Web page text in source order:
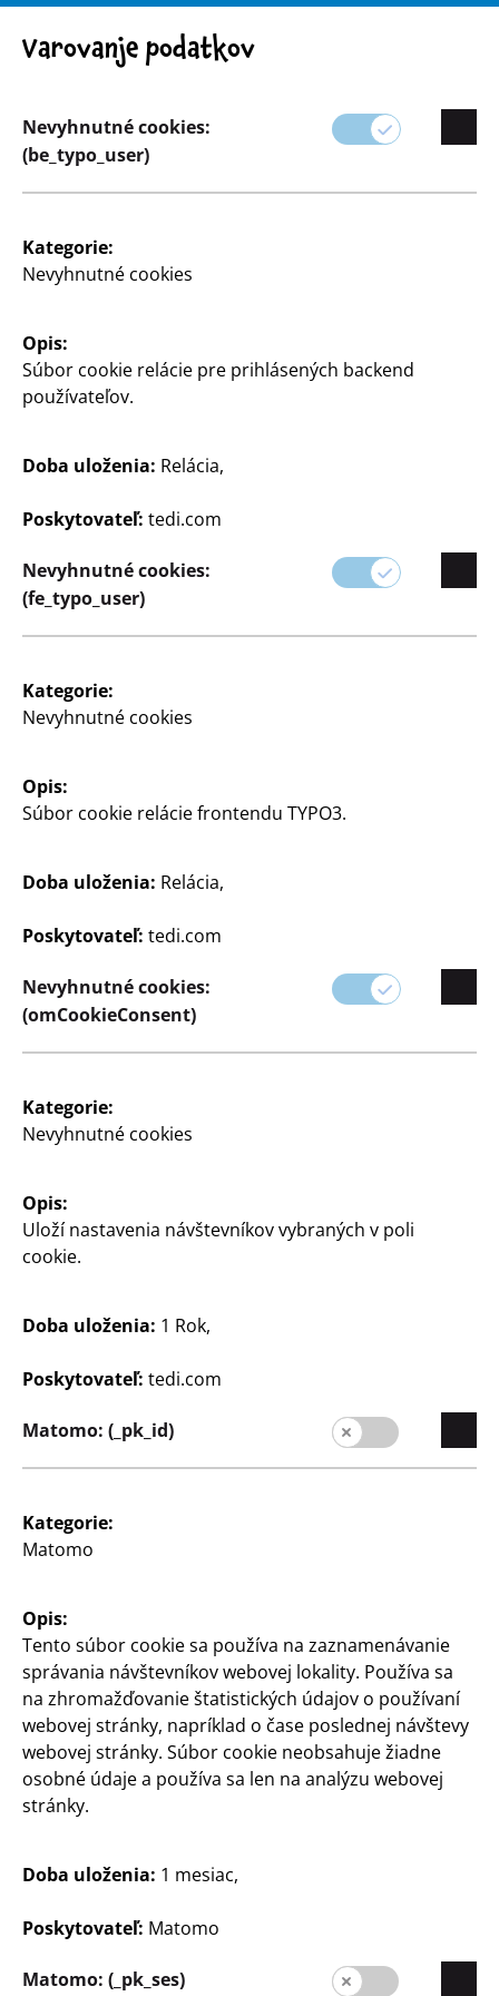
Taška
Taška
vašej predajne TEDi
Spoločnosť
Kariéra
Kvalita
Udržateľnosť
Informácia pre zákazníkov
Vyhľadávač pobočiek
Slovensko / Slowakisch
Kontakt
Informácia pre zákazníkov
Ochrana údajov
Systém pre oznamovateľov
Varovanje podatkov
Nevyhnutné cookies:
(be_typo_user)
Kategorie:
Nevyhnutné cookies
Opis:
Súbor cookie relácie pre prihlásených backend
používateľov.
Doba uloženia: Relácia,
Poskytovateľ: tedi.com
Nevyhnutné cookies:
(fe_typo_user)
Kategorie:
Nevyhnutné cookies
Opis:
Súbor cookie relácie frontendu TYPO3.
Doba uloženia: Relácia,
Poskytovateľ: tedi.com
Nevyhnutné cookies:
(omCookieConsent)
Kategorie:
Nevyhnutné cookies
Opis:
Uloží nastavenia návštevníkov vybraných v poli
cookie.
Doba uloženia: 1 Rok,
Poskytovateľ: tedi.com
Matomo: (_pk_id)
Kategorie:
Matomo
Opis:
Tento súbor cookie sa používa na zaznamenávanie
správania návštevníkov webovej lokality. Používa sa
na zhromažďovanie štatistických údajov o používaní
webovej stránky, napríklad o čase poslednej návštevy
webovej stránky. Súbor cookie neobsahuje žiadne
osobné údaje a používa sa len na analýzu webovej
stránky.
Doba uloženia: 1 mesiac,
Poskytovateľ: Matomo
Matomo: (_pk_ses)